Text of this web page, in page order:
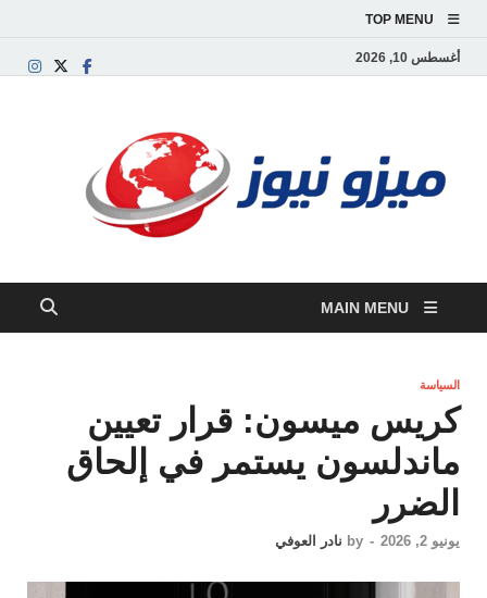
TOP MENU
أغسطس 10, 2026
MAIN MENU
السياسة
كريس ميسون: قرار تعيين
ماندلسون يستمر في إلحاق
الضرر
يونيو 2, 2026 -
by نادر العوفي